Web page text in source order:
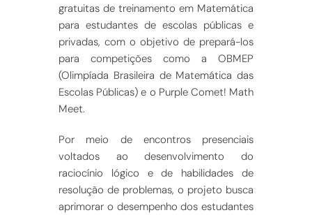
gratuitas de treinamento em Matemática
para estudantes de escolas públicas e
privadas, com o objetivo de prepará-los
para competições como a OBMEP
(Olimpíada Brasileira de Matemática das
Escolas Públicas) e o Purple Comet! Math
Meet.
Por meio de encontros presenciais
voltados ao desenvolvimento do
raciocínio lógico e de habilidades de
resolução de problemas, o projeto busca
aprimorar o desempenho dos estudantes